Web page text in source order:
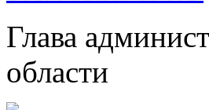
Глава
области